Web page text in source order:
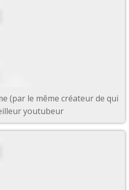
(par le même créateur de qui
youtubeur